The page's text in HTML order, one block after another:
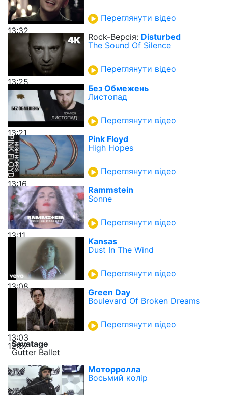
13:32
Переглянути відео
13:25
Rock-Верcія: Disturbed
The Sound Of Silence
Переглянути відео
13:21
Без Обмежень
Листопад
Переглянути відео
13:16
Pink Floyd
High Hopes
Переглянути відео
13:11
Rammstein
Sonne
Переглянути відео
13:08
Kansas
Dust In The Wind
Переглянути відео
13:03
Green Day
Boulevard Of Broken Dreams
Переглянути відео
12:57
Savatage
Gutter Ballet
Моторролла
Восьмий колір